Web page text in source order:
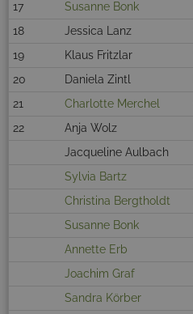
17 Susanne Bonk
18
Jessica Lanz
19
Klaus Fritzlar
20
Daniela Zintl
21
Charlotte Merchel
22
Anja Wolz
Jacqueline Aulbach
Sylvia Bartz
Christina Bergtholdt
Susanne Bonk
Annette Erb
Joachim Graf
Sandra Körber